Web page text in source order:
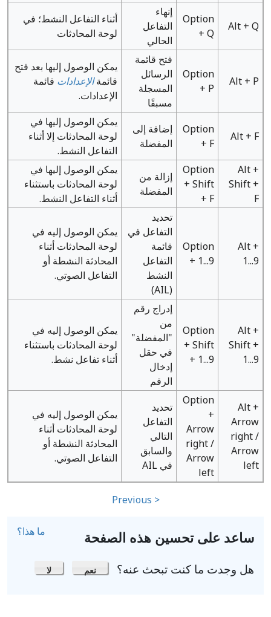
Alt + Q
Option
+ Q
إنهاء
التفاعل
الحالي
أثناء التفاعل النشط؛ في
لوحة المحادثات
Alt + P
Option
+ P
فتح قائمة
الرسائل
المسجلة
مسبقًا
يمكن الوصول إليها بعد فتح
قائمةالإعدادات قائمة
الإعدادات.
Alt + F
Option
+ F
إضافة إلى
المفضلة
يمكن الوصول إليها في
لوحة المحادثات إلا أثناء
التفاعل النشط.
Alt +
Shift +
F
Option
+ Shift
+ F
إزالة من
المفضلة
يمكن الوصول إليها في
لوحة المحادثات باستثناء
أثناء التفاعل النشط.
Alt +
1...9
Option
+ 1...9
تحديد
التفاعل في
قائمة
التفاعل
النشط
(AIL)
يمكن الوصول إليه في
لوحة المحادثات أثناء
المحادثة النشطة أو
التفاعل الصوتي.
Alt +
Shift +
1...9
Option
+ Shift
+ 1...9
إدراج رقم
من
"المفضلة"
في حقل
إدخال
الرقم
يمكن الوصول إليه في
لوحة المحادثات باستثناء
أثناء تفاعل نشط.
Alt +
Arrow
right /
Arrow
left
Option
+
Arrow
right /
Arrow
left
تحديد
التفاعل
التالي
والسابق
في AIL
يمكن الوصول إليه في
لوحة المحادثات أثناء
المحادثة النشطة أو
التفاعل الصوتي.
< Previous
ساعد على تحسين هذه الصفحة ما هذا؟
هل وجدت ما كنت تبحث عنه؟ نعم لا